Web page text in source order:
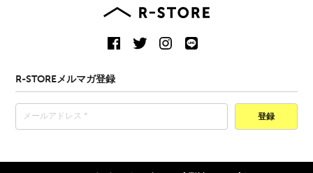
R-STOREメルマガ登録
登録